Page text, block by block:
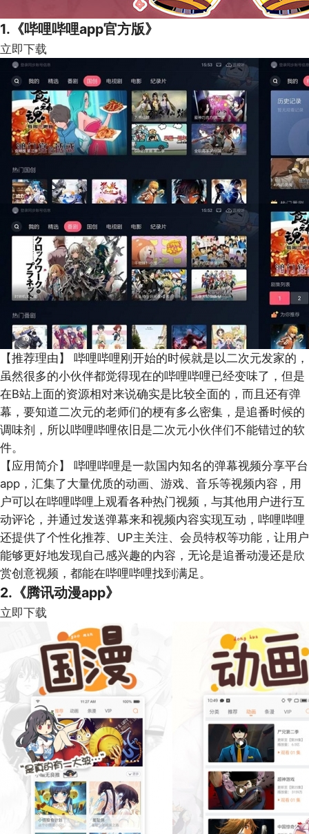
1.《哔哩哔哩app官方版》
立即下载
【推荐理由】
哔哩哔哩刚开始的时候就是以二次元发家的，
虽然很多的小伙伴都觉得现在的哔哩哔哩已经变味了，但是
在B站上面的资源相对来说确实是比较全面的，而且还有弹
幕，要知道二次元的老师们的梗有多么密集，是追番时候的
调味剂，所以哔哩哔哩依旧是二次元小伙伴们不能错过的软
件。
【应用简介】
哔哩哔哩是一款国内知名的弹幕视频分享平台
app，汇集了大量优质的动画、游戏、音乐等视频内容，用
户可以在哔哩哔哩上观看各种热门视频，与其他用户进行互
动评论，并通过发送弹幕来和视频内容实现互动，哔哩哔哩
还提供了个性化推荐、UP主关注、会员特权等功能，让用户
能够更好地发现自己感兴趣的内容，无论是追番动漫还是欣
赏创意视频，都能在哔哩哔哩找到满足。
2.《腾讯动漫app》
立即下载